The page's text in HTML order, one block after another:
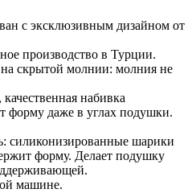
с эксклюзивным дизайном от
производство в Турции.
скрытой молнии: молния не
набивка
форму даже в углах подушки.
cиликонизированные шарики
форму. Делает подушку
машине.